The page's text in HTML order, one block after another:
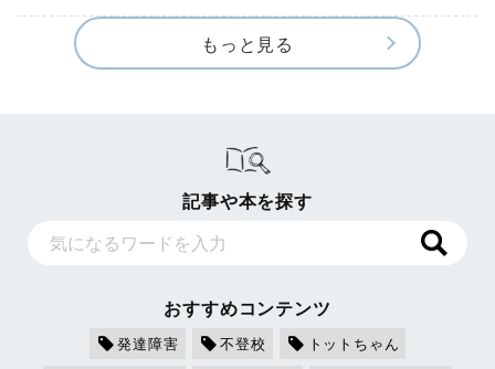
もっと見る
記事や本を探す
おすすめコンテンツ
発達障害 不登校
トットちゃん